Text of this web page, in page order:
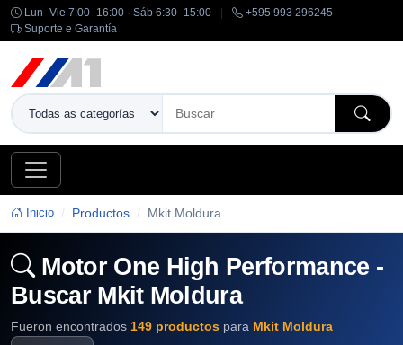
Lun–Vie 7:00–16:00 · Sáb 6:30–15:00
+595 993 296245
Suporte e Garantía
Inicio Productos Mkit Moldura
Motor One High Performance -
Buscar Mkit Moldura
Fueron encontrados 149 productos para Mkit Moldura